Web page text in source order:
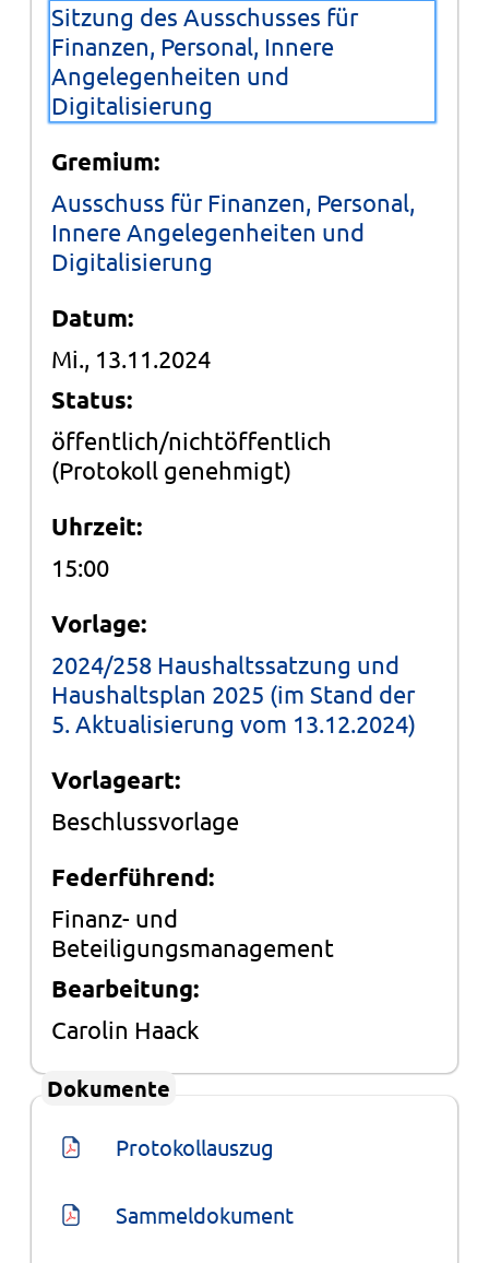
Sitzung des Ausschusses für
Finanzen, Personal, Innere
Angelegenheiten und
Digitalisierung
Gremium:
Ausschuss für Finanzen, Personal,
Innere Angelegenheiten und
Digitalisierung
Datum:
Mi., 13.11.2024
Status:
öffentlich/nichtöffentlich
(Protokoll genehmigt)
Uhrzeit:
15:00
Vorlage:
2024/258 Haushaltssatzung und
Haushaltsplan 2025 (im Stand der
5. Aktualisierung vom 13.12.2024)
Vorlageart:
Beschlussvorlage
Federführend:
Finanz- und
Beteiligungsmanagement
Bearbeitung:
Carolin Haack
Dokumente
Protokollauszug
Sammeldokument